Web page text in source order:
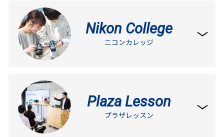
Nikon College
ニコンカレッジ
Plaza Lesson
プラザレッスン